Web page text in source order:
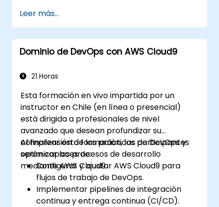
Construir, subir y ejecutar funciones de
AWS Lambda.
Integrar funciones de Lambda con
diferentes fuentes de eventos.
solucionar problemas de aplicaciones
Leer más...
Dominio de DevOps con AWS Cloud9
21 Horas
Esta formación en vivo impartida por un
instructor en Chile (en línea o presencial)
está dirigida a profesionales de nivel
avanzado que desean profundizar su
comprensión de las prácticas de DevOps y
optimizar los procesos de desarrollo
mediante AWS Cloud9.
Al finalizar esta formación, los participantes
serán capaces de:
Configurar y ajustar AWS Cloud9 para
flujos de trabajo de DevOps.
Implementar pipelines de integración
continua y entrega continua (CI/CD).